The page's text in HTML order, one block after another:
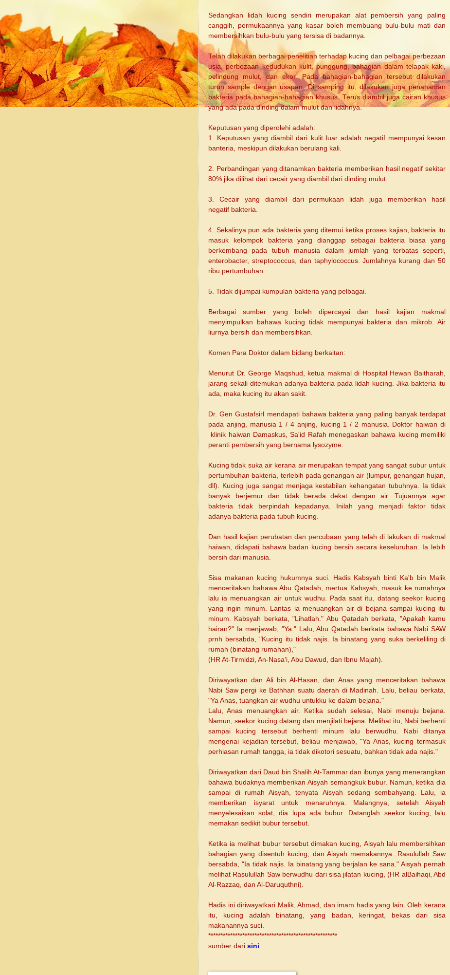
Sedangkan lidah kucing sendiri merupakan alat pembersih yang paling
canggih, permukaannya yang kasar boleh membuang bulu-bulu mati dan
membersihkan bulu-bulu yang tersisa di badannya.
Telah dilakukan berbagai penelitian terhadap kucing dan pelbagai perbezaan
usia, perbezaan kedudukan kulit, punggung, bahagian dalam telapak kaki,
pelindung mulut, dan ekor. Pada bahagian-bahagian tersebut dilakukan
turun sample dengan usapan. Di samping itu, dilakukan juga penanaman
bakteria pada bahagian-bahagian khusus. Terus diambil juga cairan khusus
yang ada pada dinding dalam mulut dan lidahnya.
Keputusan yang diperolehi adalah:
1. Keputusan yang diambil dari kulit luar adalah negatif mempunyai kesan
banteria, meskipun dilakukan berulang kali.
2. Perbandingan yang ditanamkan bakteria memberikan hasil negatif sekitar
80% jika dilihat dari cecair yang diambil dari dinding mulut.
3. Cecair yang diambil dari permukaan lidah juga memberikan hasil
negatif bakteria.
4. Sekalinya pun ada bakteria yang ditemui ketika proses kajian, bakteria itu
masuk kelompok bakteria yang dianggap sebagai bakteria biasa yang
berkembang pada tubuh manusia dalam jumlah yang terbatas seperti,
enterobacter, streptococcus, dan taphylococcus. Jumlahnya kurang dan 50
ribu pertumbuhan.
5. Tidak dijumpai kumpulan bakteria yang pelbagai.
Berbagai sumber yang boleh dipercayai dan hasil kajian makmal
menyimpulkan bahawa kucing tidak mempunyai bakteria dan mikrob. Air
liurnya bersih dan membersihkan.
Komen Para Doktor dalam bidang berkaitan:
Menurut Dr. George Maqshud, ketua makmal di Hospital Hewan Baitharah,
jarang sekali ditemukan adanya bakteria pada lidah kucing. Jika bakteria itu
ada, maka kucing itu akan sakit.
Dr. Gen Gustafsirl mendapati bahawa bakteria yang paling banyak terdapat
pada anjing, manusia 1 / 4 anjing, kucing 1 / 2 manusia. Doktor haiwan di
klinik haiwan Damaskus, Sa'id Rafah menegaskan bahawa kucing memiliki
peranti pembersih yang bernama lysozyme.
Kucing tidak suka air kerana air merupakan tempat yang sangat subur untuk
pertumbuhan bakteria, terlebih pada genangan air (lumpur, genangan hujan,
dll). Kucing juga sangat menjaga kestabilan kehangatan tubuhnya. Ia tidak
banyak berjemur dan tidak berada dekat dengan air. Tujuannya agar
bakteria tidak berpindah kepadanya. Inilah yang menjadi faktor tidak
adanya bakteria pada tubuh kucing.
Dan hasil kajian perubatan dan percubaan yang telah di lakukan di makmal
haiwan, didapati bahawa badan kucing bersih secara keseluruhan. Ia lebih
bersih dari manusia.
Sisa makanan kucing hukumnya suci. Hadis Kabsyah binti Ka'b bin Malik
menceritakan bahawa Abu Qatadah, mertua Kabsyah, masuk ke rumahnya
lalu ia menuangkan air untuk wudhu. Pada saat itu, datang seekor kucing
yang ingin minum. Lantas ia menuangkan air di bejana sampai kucing itu
minum. Kabsyah berkata, "Lihatlah." Abu Qatadah berkata, "Apakah kamu
hairan?" Ia menjawab, "Ya." Lalu, Abu Qatadah berkata bahawa Nabi SAW
prnh bersabda, "Kucing itu tidak najis. Ia binatang yang suka berkeliling di
rumah (binatang rumahan),"
(HR At-Tirmidzi, An-Nasa'i, Abu Dawud, dan Ibnu Majah).
Diriwayatkan dan Ali bin Al-Hasan, dan Anas yang menceritakan bahawa
Nabi Saw pergi ke Bathhan suatu daerah di Madinah. Lalu, beliau berkata,
"Ya Anas, tuangkan air wudhu untukku ke dalam bejana."
Lalu, Anas menuangkan air. Ketika sudah selesai, Nabi menuju bejana.
Namun, seekor kucing datang dan menjilati bejana. Melihat itu, Nabi berhenti
sampai kucing tersebut berhenti minum lalu berwudhu. Nabi ditanya
mengenai kejadian tersebut, beliau menjawab, "Ya Anas, kucing termasuk
perhiasan rumah tangga, ia tidak dikotori sesuatu, bahkan tidak ada najis."
Diriwayatkan dari Daud bin Shalih At-Tammar dan ibunya yang menerangkan
bahawa budaknya memberikan Aisyah semangkuk bubur. Namun, ketika dia
sampai di rumah Aisyah, tenyata Aisyah sedang sembahyang. Lalu, ia
memberikan isyarat untuk menaruhnya. Malangnya, setelah Aisyah
menyelesaikan solat, dia lupa ada bubur. Datanglah seekor kucing, lalu
memakan sedikit bubur tersebut.
Ketika ia melihat bubur tersebut dimakan kucing, Aisyah lalu membersihkan
bahagian yang disentuh kucing, dan Aisyah memakannya. Rasulullah Saw
bersabda, "Ia tidak najis. Ia binatang yang berjalan ke sana." Aisyah pernah
melihat Rasulullah Saw berwudhu dari sisa jilatan kucing, (HR alBaihaqi, Abd
Al-Razzaq, dan Al-Daruquthni).
Hadis ini diriwayatkari Malik, Ahmad, dan imam hadis yang lain. Oleh kerana
itu, kucing adalah binatang, yang badan, keringat, bekas dari sisa
makanannya suci.
*****************************************************
sumber dari sini